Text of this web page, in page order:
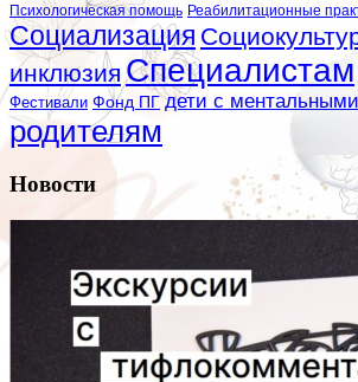
Психологическая помощь Реабилитационные
Социализация
инклюзия Специалистам
Фестивали Фонд ПГ дети с
родителям
Новости